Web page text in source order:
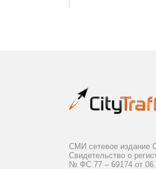
СМИ сетевое издание
Свидетельство о
№ ФС 77 – 69174 от